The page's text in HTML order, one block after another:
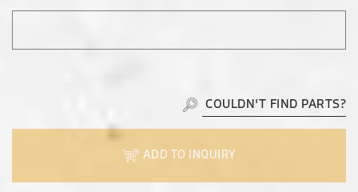
COULDN'T FIND PARTS?
ADD TO INQUIRY